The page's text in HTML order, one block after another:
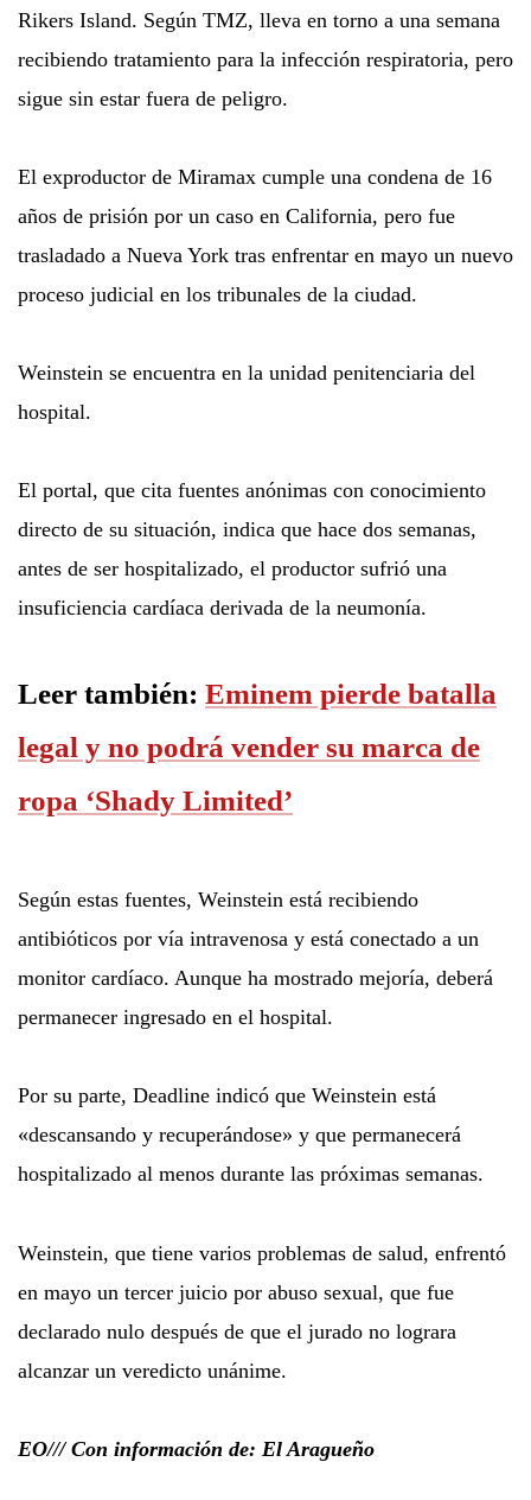
Rikers Island. Según TMZ, lleva en torno a una semana
recibiendo tratamiento para la infección respiratoria, pero
sigue sin estar fuera de peligro.
El exproductor de Miramax cumple una condena de 16
años de prisión por un caso en California, pero fue
trasladado a Nueva York tras enfrentar en mayo un nuevo
proceso judicial en los tribunales de la ciudad.
Weinstein se encuentra en la unidad penitenciaria del
hospital.
El portal, que cita fuentes anónimas con conocimiento
directo de su situación, indica que hace dos semanas,
antes de ser hospitalizado, el productor sufrió una
insuficiencia cardíaca derivada de la neumonía.
Leer también: Eminem pierde batalla
legal y no podrá vender su marca de
ropa ‘Shady Limited’
Según estas fuentes, Weinstein está recibiendo
antibióticos por vía intravenosa y está conectado a un
monitor cardíaco. Aunque ha mostrado mejoría, deberá
permanecer ingresado en el hospital.
Por su parte, Deadline indicó que Weinstein está
«descansando y recuperándose» y que permanecerá
hospitalizado al menos durante las próximas semanas.
Weinstein, que tiene varios problemas de salud, enfrentó
en mayo un tercer juicio por abuso sexual, que fue
declarado nulo después de que el jurado no lograra
alcanzar un veredicto unánime.
EO/// Con información de: El Aragueño